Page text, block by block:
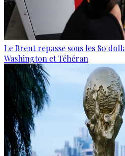
Le Brent repasse sous les 80
Washington et Téhéran